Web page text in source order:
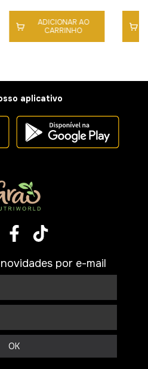
ADICIONAR AO
CARRINHO
aplicativo
por e-mail